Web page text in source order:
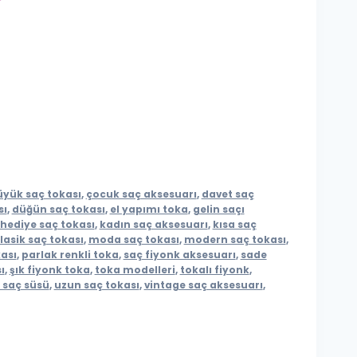
saç tokası, çocuk saç aksesuarı, davet saç
, düğün saç tokası, el yapımı toka, gelin saçı
hediye saç tokası, kadın saç aksesuarı, kısa saç
saç tokası, moda saç tokası, modern saç tokası,
, parlak renkli toka, saç fiyonk aksesuarı, sade
,şık fiyonk toka, toka modelleri, tokalı fiyonk,
süsü, uzun saç tokası,vintage saç aksesuarı,